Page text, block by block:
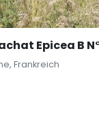
Epicea B
Frankreich